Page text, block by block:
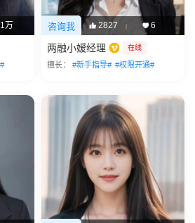
万 咨询我 2827 | 6
两融小嫒经理 在线
擅长： #新手指导# #权限开通#